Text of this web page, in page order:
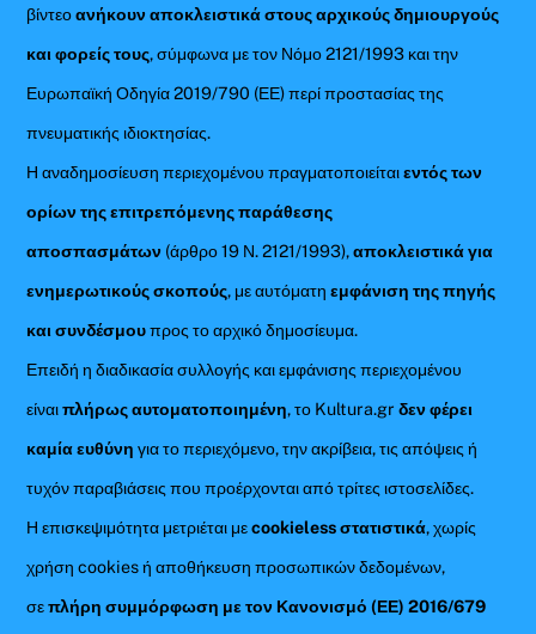
βίντεοανήκουν αποκλειστικά στους αρχικούς δημιουργούς
και φορείς τους, σύμφωνα με τον Νόμο 2121/1993 και την
Ευρωπαϊκή Οδηγία 2019/790 (ΕΕ) περί προστασίας της
πνευματικής ιδιοκτησίας.
Η αναδημοσίευση περιεχομένου πραγματοποιείταιεντός των
ορίων της επιτρεπόμενης παράθεσης
αποσπασμάτων (άρθρο 19 Ν. 2121/1993),αποκλειστικά για
ενημερωτικούς σκοπούς, με αυτόματηεμφάνιση της πηγής
και συνδέσμουπρος το αρχικό δημοσίευμα.
Επειδή η διαδικασία συλλογής και εμφάνισης περιεχομένου
είναιπλήρως αυτοματοποιημένη, το Kultura.grδεν φέρει
καμία ευθύνη για το περιεχόμενο, την ακρίβεια, τις απόψεις ή
τυχόν παραβιάσεις που προέρχονται από τρίτες ιστοσελίδες.
Η επισκεψιμότητα μετριέται μεcookieless στατιστικά, χωρίς
χρήση cookies ή αποθήκευση προσωπικών δεδομένων,
σεπλήρη συμμόρφωση με τον Κανονισμό (ΕΕ) 2016/679